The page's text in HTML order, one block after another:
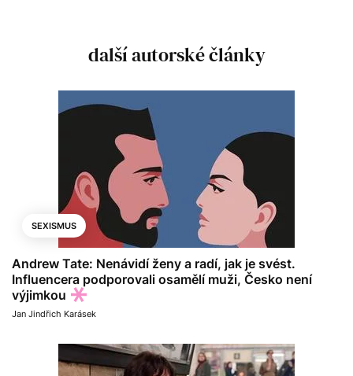
další autorské články
SEXISMUS
Andrew Tate: Nenávidí ženy a radí, jak je svést.
Influencera podporovali osamělí muži, Česko není
výjimkou
Jan Jindřich Karásek